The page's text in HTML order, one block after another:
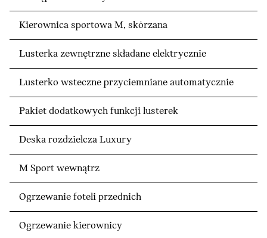
Kierownica sportowa M, skórzana
Lusterka zewnętrzne składane elektrycznie
Lusterko wsteczne przyciemniane automatycznie
Pakiet dodatkowych funkcji lusterek
Deska rozdzielcza Luxury
M Sport wewnątrz
Ogrzewanie foteli przednich
Ogrzewanie kierownicy